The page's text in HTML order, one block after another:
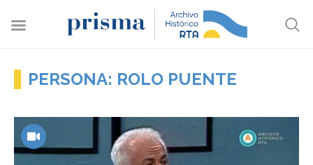
PERSONA: ROLO PUENTE